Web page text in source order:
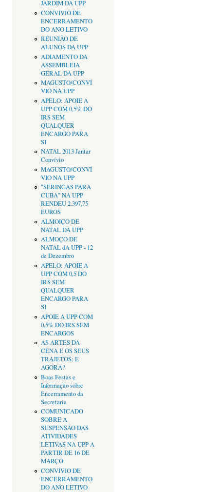
JARDIM DA UPP
CONVÍVIO DE
ENCERRAMENTO
DO ANO LETIVO
REUNIÃO DE
ALUNOS DA UPP
ADIAMENTO DA
ASSEMBLEIA
GERAL DA UPP
MAGUSTO/CONVÍ
VIO NA UPP
APELO: APOIE A
UPP COM 0,5% DO
IRS SEM
QUALQUER
ENCARGO PARA
SI
NATAL 2013 Jantar
Convívio
MAGUSTO/CONVÍ
VIO NA UPP
"SERINGAS PARA
CUBA" NA UPP
RENDEU 2.397,75
EUROS
ALMOIÇO DE
NATAL DA UPP
ALMOÇO DE
NATAL dA UPP - 12
de Dezembro
APELO: APOIE A
UPP COM 0,5 DO
IRS SEM
QUALQUER
ENCARGO PARA
SI
APOIE A UPP COM
0,5% DO IRS SEM
ENCARGOS
AS ARTES DA
CENA E OS SEUS
TRAJETOS: E
AGORA?
Boas Festas e
Informação sobre
Encerramento da
Secretaria
COMUNICADO
SOBRE A
SUSPENSÃO DAS
ATIVIDADES
LETIVAS NA UPP A
PARTIR DE 16 DE
MARÇO
CONVÍVIO DE
ENCERRAMENTO
DO ANO LETIVO